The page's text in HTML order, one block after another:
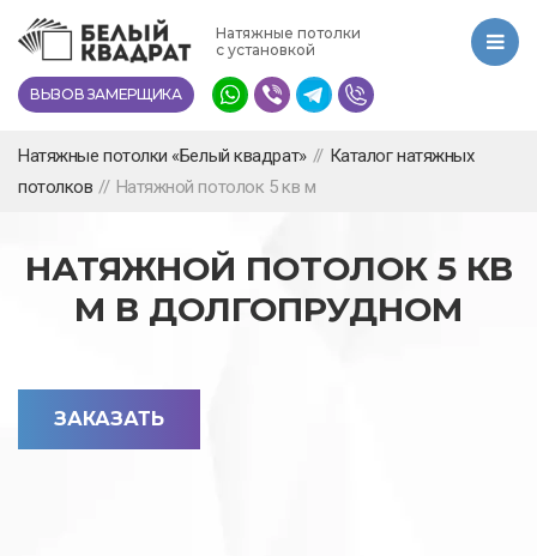
Перейти
основному
содержанию
Натяжные потолки
с установкой
ВЫЗОВ ЗАМЕРЩИКА
Натяжные потолки «Белый квадрат» // Каталог натяжных
потолков // Натяжной потолок 5 кв м
НАТЯЖНОЙ ПОТОЛОК 5 КВ
М В ДОЛГОПРУДНОМ
ЗАКАЗАТЬ